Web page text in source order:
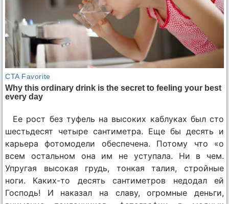
Ее рост без туфель на высоких каблуках был сто
шестьдесят четыре сантиметра. Еще бы десять и
карьера фотомодели обеспечена. Потому что «о
всем остальном она им не уступала. Ни в чем.
Упругая высокая грудь, тонкая талия, стройные
ноги. Каких-то десять сантиметров недодал ей
Господь! И наказал на славу, огромные деньги,